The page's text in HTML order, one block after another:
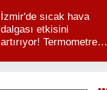
İzmir'de sıcak hava
dalgası etkisini
artırıyor! Termometreler